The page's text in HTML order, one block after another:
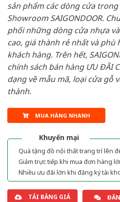
sản phẩm các dòng cửa
Showroom SAIGONDOOR.
phối những dòng cửa nhựa
cao, giá thành rẻ nhất và phù
khách hàng. Trên hết,
chính sách bán hàng ƯU ĐÃI
dạng về mẫu mã, loại cửa gỗ
thành.
MUA HÀNG NHANH
Khuyến mại
Quà tặng đồ nội thất trang trí lên
Giảm trực tiếp khi mua đơn hàng
Nhiều ưu đãi lớn khi đăng ký tài
TẢI BẢNG GIÁ